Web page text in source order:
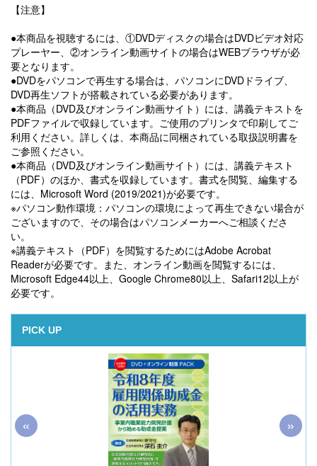
【注意】
●本商品を視聴するには、①DVDディスクの場合はDVDビデオ対応
プレーヤー、②オンライン動画サイトの場合はWEBブラウザが必
要となります。
●DVDをパソコンで再生する場合は、パソコンにDVDドライブ、
DVD再生ソフトが搭載されている必要があります。
●本商品（DVD及びオンライン動画サイト）には、講義テキストを
PDFファイルで収録しています。ご使用のプリンタで印刷してご
利用ください。詳しくは、本商品に同梱されている取扱説明書を
ご参照ください。
●本商品（DVD及びオンライン動画サイト）には、講義テキスト
（PDF）のほか、書式を収録しています。書式を閲覧、編集する
には、Microsoft Word (2019/2021)が必要です。
※パソコン動作環境：パソコンの環境によって再生できない場合が
ございますので、その場合はパソコンメーカーへご相談くださ
い。
※講義テキスト（PDF）を閲覧するためにはAdobe Acrobat
Readerが必要です。また、オンライン動画を閲覧するには、
Microsoft Edge44以上、Google Chrome80以上、Safari12以上が
必要です。
PICK UP
« »